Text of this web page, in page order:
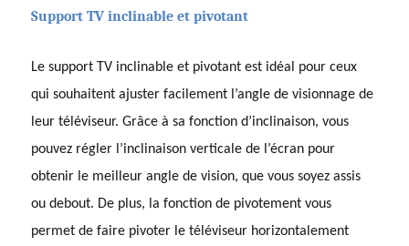
Support TV inclinable et pivotant
Le support TV inclinable et pivotant est idéal pour ceux
qui souhaitent ajuster facilement l’angle de visionnage de
leur téléviseur. Grâce à sa fonction d’inclinaison, vous
pouvez régler l’inclinaison verticale de l’écran pour
obtenir le meilleur angle de vision, que vous soyez assis
ou debout. De plus, la fonction de pivotement vous
permet de faire pivoter le téléviseur horizontalement